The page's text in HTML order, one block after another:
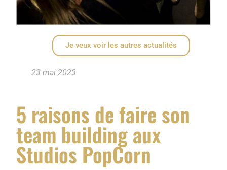
Je veux voir les autres actualités
23 mai 2023
5 raisons de faire son
team building aux
Studios PopCorn